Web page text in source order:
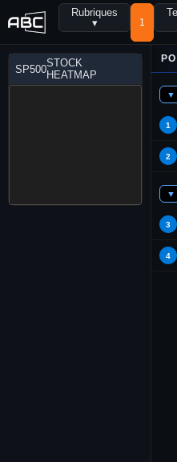
Rubriques
▾
1
SP500STOCK
HEATMAP
▼
1
2
▼
3
4